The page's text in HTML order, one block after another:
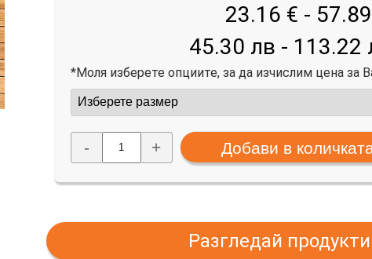
23.16 € - 57.89
45.30 лв - 113.22
*Моля изберете опциите, за да изчислим цена за
- +
Разгледай